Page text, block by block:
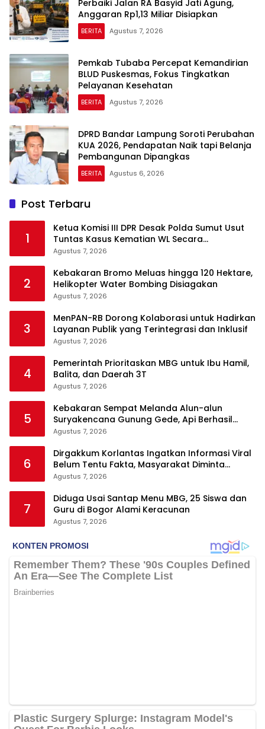
Perbaiki Jalan RA Basyid Jati Agung,
Anggaran Rp1,13 Miliar Disiapkan
BERITA Agustus 7, 2026
Pemkab Tubaba Percepat Kemandirian
BLUD Puskesmas, Fokus Tingkatkan
Pelayanan Kesehatan
BERITA Agustus 7, 2026
DPRD Bandar Lampung Soroti Perubahan
KUA 2026, Pendapatan Naik tapi Belanja
Pembangunan Dipangkas
BERITA Agustus 6, 2026
Post Terbaru
1
Ketua Komisi III DPR Desak Polda Sumut Usut
Tuntas Kasus Kematian WL Secara
Transparan
Agustus 7, 2026
2
Kebakaran Bromo Meluas hingga 120 Hektare,
Helikopter Water Bombing Disiagakan
Agustus 7, 2026
3
MenPAN-RB Dorong Kolaborasi untuk Hadirkan
Layanan Publik yang Terintegrasi dan Inklusif
Agustus 7, 2026
4
Pemerintah Prioritaskan MBG untuk Ibu Hamil,
Balita, dan Daerah 3T
Agustus 7, 2026
5
Kebakaran Sempat Melanda Alun-alun
Suryakencana Gunung Gede, Api Berhasil
Dipadamkan
Agustus 7, 2026
6
Dirgakkum Korlantas Ingatkan Informasi Viral
Belum Tentu Fakta, Masyarakat Diminta
Waspadai Hoaks
Agustus 7, 2026
7
Diduga Usai Santap Menu MBG, 25 Siswa dan
Guru di Bogor Alami Keracunan
Agustus 7, 2026